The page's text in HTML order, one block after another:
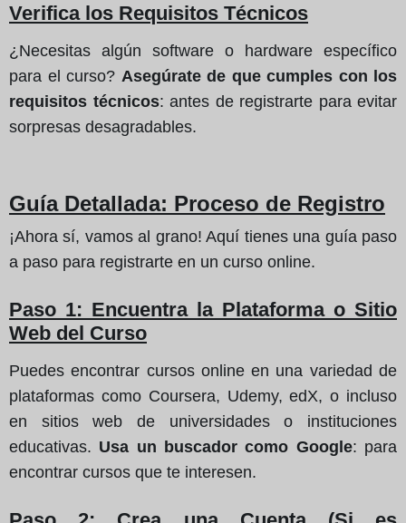
Verifica los Requisitos Técnicos
¿Necesitas algún software o hardware específico
para el curso? Asegúrate de que cumples con los
requisitos técnicos: antes de registrarte para evitar
sorpresas desagradables.
Guía Detallada: Proceso de Registro
¡Ahora sí, vamos al grano! Aquí tienes una guía paso
a paso para registrarte en un curso online.
Paso 1: Encuentra la Plataforma o Sitio
Web del Curso
Puedes encontrar cursos online en una variedad de
plataformas como Coursera, Udemy, edX, o incluso
en sitios web de universidades o instituciones
educativas. Usa un buscador como Google: para
encontrar cursos que te interesen.